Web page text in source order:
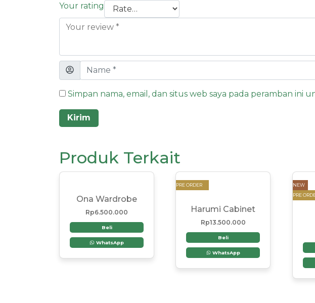
Your rating
Simpan nama, email, dan situs web saya pada peramban ini
Produk Terkait
Ona Wardrobe
Rp6.500.000
Beli
WhatsApp
PRE ORDER
Harumi Cabinet
Rp13.500.000
Beli
WhatsApp
NEW
PRE